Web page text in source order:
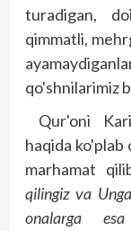
turadigan,
qimmatli,
qo'shnilarimiz
Qur'oni
haqida ko'plab
marhamat
qilingiz va
onalarga